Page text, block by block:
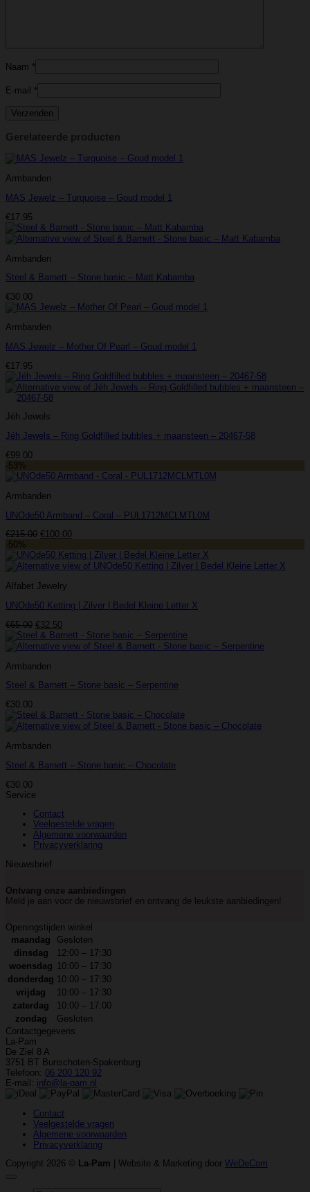
Naam *
E-mail *
Gerelateerde producten
Armbanden
MAS Jewelz – Turquoise – Goud model 1
€17.95
Armbanden
Steel & Barnett – Stone basic – Matt Kabamba
€30.00
Armbanden
MAS Jewelz – Mother Of Pearl – Goud model 1
€17.95
Jéh Jewels
Jéh Jewels – Ring Goldfilled bubbles + maansteen – 20467-58
€99.00
-53%
Armbanden
UNOde50 Armband – Coral – PUL1712MCLMTL0M
€215.00 Oorspronkelijke
was:
€215.00.
€100.00Huidige
is:
€100.00.
-50%
Alfabet Jewelry
UNOde50 Ketting | Zilver | Bedel Kleine Letter X
€65.00 Oorspronkelijke
prijs
was:
€32.50Huidige
prijs
is:
Armbanden
Steel & Barnett – Stone basic – Serpentine
€30.00
Armbanden
Steel & Barnett – Stone basic – Chocolate
€30.00
Service
Contact
Veelgestelde vragen
Algemene voorwaarden
Privacyverklaring
Nieuwsbrief
Ontvang onze aanbiedingen
Meld je aan voor de nieuwsbrief en ontvang de leukste aanbiedingen!
Openingstijden winkel
maandag
Gesloten
dinsdag
12:00 – 17:30
woensdag 10:00 – 17:30
donderdag 10:00 – 17:30
vrijdag
10:00 – 17:30
zaterdag
10:00 – 17:00
zondag
Gesloten
Contactgegevens
La-Pam
De Ziel 8 A
3751 BT Bunschoten-Spakenburg
Telefoon: 06 200 120 92
E-mail: info@la-pam.nl
Contact
Veelgestelde vragen
Algemene voorwaarden
Privacyverklaring
Copyright 2026 © La-Pam | Website & Marketing door WeDeCom